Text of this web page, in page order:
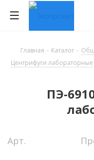
Главная - Каталог -
Центрифуги лабораторные
ПЭ-
Арт.